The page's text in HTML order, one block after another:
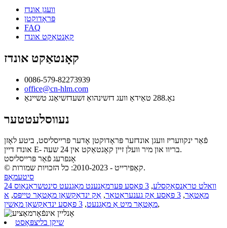
וועגן אונדז
פּראָדוקטן
FAQ
קאָנטאַקט אונדז
קאָנטאַקט אונדז
0086-579-82273939
office@cn-hlm.com
נאָ.288 טאַידאַ וועג דזשינהואַ זשעדזשיאַנג טשיינאַ
נעווסלעטטער
פֿאַר ינקוועריז וועגן אונדזער פּראָדוקטן אָדער פּרייסליסט, ביטע לאָזן
אונדז דיין E- בריוו און מיר וועלן זיין קאָנטאַקט אין 24 שעה.
אָנפרעג פֿאַר פּרייסליסט
© קאַפּירייט - 2010-2023: כל הזכויות שמורות.
סיטעמאַפּ
24 וואלט טראַנסאַקסלע,
3 פאַסע פּערמאַנענט מאַגנעט סינטשראָנאָוס
מאָטאָר, 3 פאַסע אַק גענעראַטאָר , אַק ינדאַקשאַן מאָטאָר טייפּס, א
מאָטאָר מיט אַ מאַגנעט, 3 פאַסע ינדאַקשאַן מאַשין ,
שיקן בליצפּאָסט